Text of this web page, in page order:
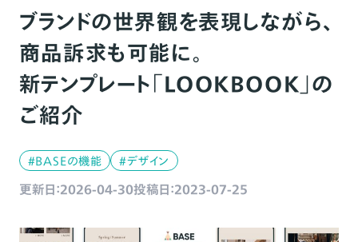
ブランドの世界観を表現しながら、
商品訴求も可能に。
新テンプレート「LOOKBOOK」の
ご紹介
#BASEの機能 #デザイン
更新日：2026-04-30投稿日：2023-07-25